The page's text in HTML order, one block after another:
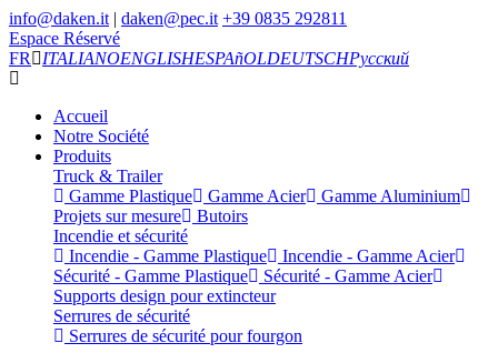
info@daken.it | daken@pec.it +39 0835 292811
Espace Réservé
FR
ITALIANOENGLISHESPAñOLDEUTSCHРусский
Accueil
Notre Société
Produits
Truck & Trailer
Gamme Plastique
Gamme Acier
Gamme Aluminium
Projets sur mesure
Butoirs
Incendie et sécurité
Incendie - Gamme Plastique
Incendie - Gamme Acier
Sécurité - Gamme Plastique
Sécurité - Gamme Acier
Supports design pour extincteur
Serrures de sécurité
Serrures de sécurité pour fourgon